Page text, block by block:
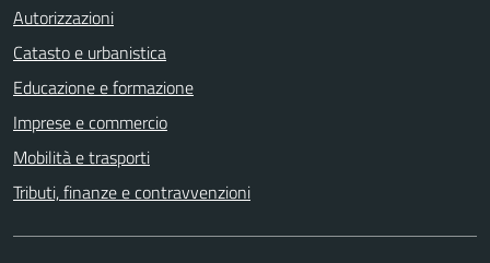
Autorizzazioni
Catasto e urbanistica
Educazione e formazione
Imprese e commercio
Mobilità e trasporti
Tributi, finanze e contravvenzioni